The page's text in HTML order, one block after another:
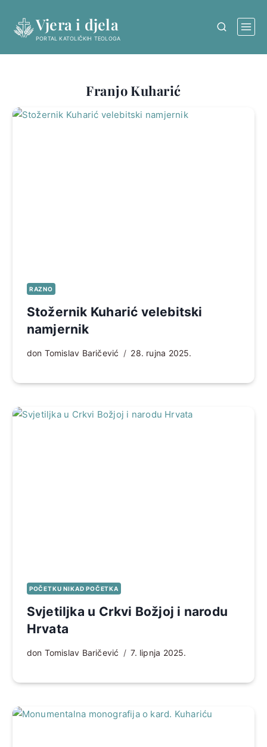
content
Vjera i djela
PORTAL KATOLIČKIH TEOLOGA
Franjo Kuharić
RAZNO
Stožernik Kuharić velebitski
namjernik
don Tomislav Baričević 28. rujna 2025.
POČETKU NIKAD POČETKA
Svjetiljka u Crkvi Božjoj i narodu
Hrvata
don Tomislav Baričević 7. lipnja 2025.